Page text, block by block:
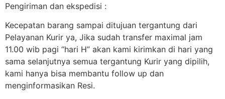
Pengiriman dan ekspedisi :
Kecepatan barang sampai ditujuan tergantung dari
Pelayanan Kurir ya, Jika sudah transfer maximal jam
11.00 wib pagi “hari H” akan kami kirimkan di hari yang
sama selanjutnya semua tergantung Kurir yang dipilih,
kami hanya bisa membantu follow up dan
menginformasikan Resi.